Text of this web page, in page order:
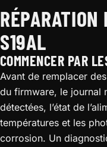
RÉPARATION
S19AL
COMMENCER PAR
Avant de remplacer
du firmware, le journal
détectées, l’état de
températures et les
corrosion. Un